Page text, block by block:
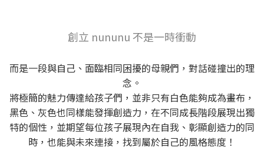
創立 nununu 不是一時衝動
而是一段與自己、面臨相同困擾的母親們，對話碰撞出的理
念。
將極簡的魅力傳達給孩子們，並非只有白色能夠成為畫布，
黑色、灰色也同樣能發揮創造力，在不同成長階段展現出獨
特的個性，並期望每位孩子展現內在自我、彰顯創造力的同
時，也能與未來連接，找到屬於自己的風格態度！